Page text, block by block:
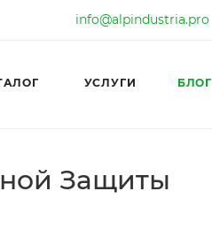
info@alpindustria.pro
УСЛУГИ БЛОГ
Защиты